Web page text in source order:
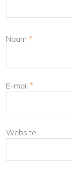
Naam *
E-mail *
Website